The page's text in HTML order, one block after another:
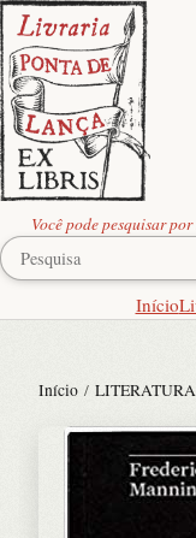
Você pode pesquisar
Início
Início / LITERATURA